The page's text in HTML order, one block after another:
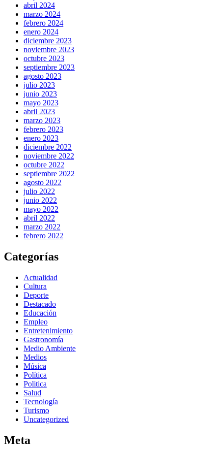
abril 2024
marzo 2024
febrero 2024
enero 2024
diciembre 2023
noviembre 2023
octubre 2023
septiembre 2023
agosto 2023
julio 2023
junio 2023
mayo 2023
abril 2023
marzo 2023
febrero 2023
enero 2023
diciembre 2022
noviembre 2022
octubre 2022
septiembre 2022
agosto 2022
julio 2022
junio 2022
mayo 2022
abril 2022
marzo 2022
febrero 2022
Categorías
Actualidad
Cultura
Deporte
Destacado
Educación
Empleo
Entretenimiento
Gastronomía
Medio Ambiente
Medios
Música
Política
Politica
Salud
Tecnología
Turismo
Uncategorized
Meta